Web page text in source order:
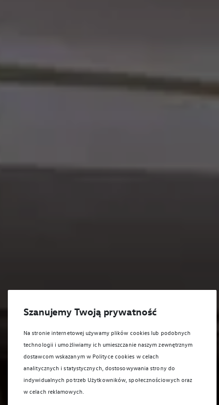
Szanujemy Twoją prywatność
Na stronie internetowej używamy plików cookies lub podobnych
technologii i umożliwiamy ich umieszczanie naszym zewnętrznym
dostawcom wskazanym w Polityce cookies w celach
analitycznych i statystycznych, dostosowywania strony do
indywidualnych potrzeb Użytkowników, społecznościowych oraz
w celach reklamowych.